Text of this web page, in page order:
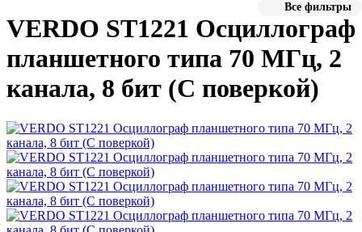
Все фильтры
VERDO ST1221 Осциллограф
планшетного типа 70 МГц, 2
канала, 8 бит (С поверкой)